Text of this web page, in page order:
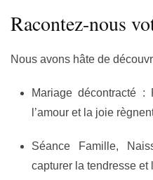
Racontez-nous
Nous avons hâte de
Mariage décontracté :
l’amour et la joie
Séance Famille,
capturer la tendresse et